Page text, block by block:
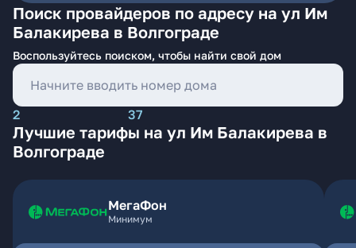
Поиск провайдеров по адресу на ул Им
Балакирева в Волгограде
Воспользуйтесь поиском, чтобы найти свой дом
2 37
Лучшие тарифы на ул Им Балакирева в
Волгограде
МегаФон
Минимум